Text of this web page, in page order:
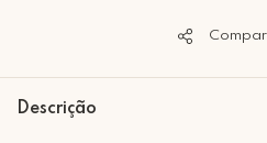
Descrição